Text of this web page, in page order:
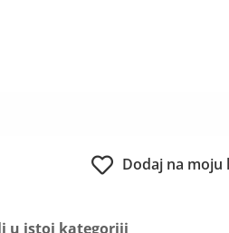
Dodaj na moju
u istoj kategoriji